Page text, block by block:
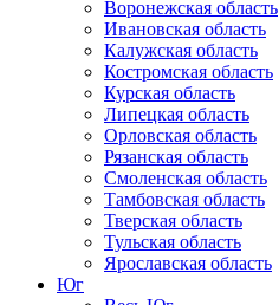
Воронежская область
Ивановская область
Калужская область
Костромская область
Курская область
Липецкая область
Орловская область
Рязанская область
Смоленская область
Тамбовская область
Тверская область
Тульская область
Ярославская область
Юг